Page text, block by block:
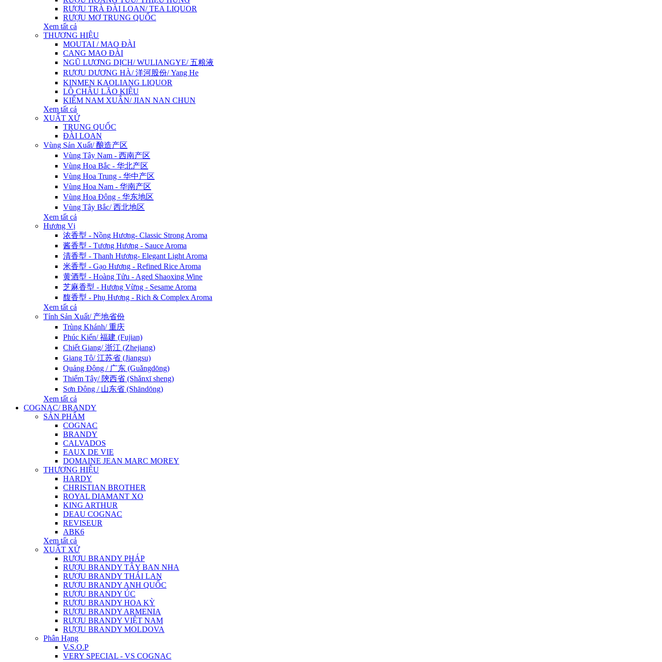
RƯỢU TRÀ ĐÀI LOAN/ TEA LIQUOR
RƯỢU MƠ TRUNG QUỐC
Xem tất cả
THƯƠNG HIỆU
MOUTAI / MAO ĐÀI
CANG MAO ĐÀI
NGŨ LƯƠNG DỊCH/ WULIANGYE/ 五粮液
RƯỢU DƯƠNG HÀ/ 洋河股份/ Yang He
KINMEN KAOLIANG LIQUOR
LÔ CHÂU LÃO KIỆU
KIẾM NAM XUÂN/ JIAN NAN CHUN
Xem tất cả
XUẤT XỨ
TRUNG QUỐC
ĐÀI LOAN
Vùng Sản Xuất/ 酿造产区
Vùng Tây Nam - 西南产区
Vùng Hoa Bắc - 华北产区
Vùng Hoa Trung - 华中产区
Vùng Hoa Nam - 华南产区
Vùng Hoa Đông - 华东地区
Vùng Tây Bắc/ 西北地区
Xem tất cả
Hương Vị
浓香型 - Nồng Hương- Classic Strong Aroma
酱香型 - Tương Hương - Sauce Aroma
清香型 - Thanh Hương- Elegant Light Aroma
米香型 - Gạo Hương - Refined Rice Aroma
黄酒型 - Hoàng Tửu - Aged Shaoxing Wine
芝麻香型 - Hương Vừng - Sesame Aroma
馥香型 - Phụ Hương - Rich & Complex Aroma
Xem tất cả
Tỉnh Sản Xuất/ 产地省份
Trùng Khánh/ 重庆
Phúc Kiến/ 福建 (Fujian)
Chiết Giang/ 浙江 (Zhejiang)
Giang Tô/ 江苏省 (Jiangsu)
Quảng Đông / 广东 (Guǎngdōng)
Thiểm Tây/ 陝西省 (Shǎnxī sheng)
Sơn Đông / 山东省 (Shāndōng)
Xem tất cả
COGNAC/ BRANDY
SẢN PHẨM
COGNAC
BRANDY
CALVADOS
EAUX DE VIE
DOMAINE JEAN MARC MOREY
THƯƠNG HIỆU
HARDY
CHRISTIAN BROTHER
ROYAL DIAMANT XO
KING ARTHUR
DEAU COGNAC
REVISEUR
ABK6
Xem tất cả
XUẤT XỨ
RƯỢU BRANDY PHÁP
RƯỢU BRANDY TÂY BAN NHA
RƯỢU BRANDY THÁI LAN
RƯỢU BRANDY ANH QUỐC
RƯỢU BRANDY ÚC
RƯỢU BRANDY HOA KỲ
RƯỢU BRANDY ARMENIA
RƯỢU BRANDY VIỆT NAM
RƯỢU BRANDY MOLDOVA
Phân Hạng
V.S.O.P
VERY SPECIAL - VS COGNAC